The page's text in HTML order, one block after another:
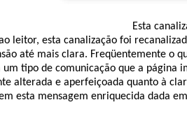
Esta
leitor, esta canalização foi
até mais clara. Freqüentemente o
tipo de comunicação que a página
alterada e aperfeiçoada quanto à
esta mensagem enriquecida dada